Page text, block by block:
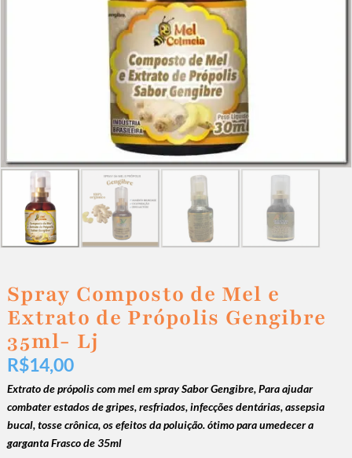
Spray Composto de Mel e
Extrato de Própolis Gengibre
35ml- Lj
R$14,00
Extrato de própolis com mel em spray Sabor Gengibre,Para ajudar
combater estados de gripes, resfriados, infecções dentárias, assepsia
bucal, tosse crônica, os efeitos da poluição. ótimo para umedecer a
garganta Frasco de 35ml